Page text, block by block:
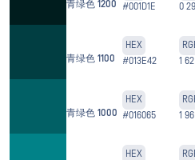
青绿色 1200
#001D1E
0
青绿色 1100
HEX
#013E42
1
青绿色 1000
HEX
#016065
1 96
HEX